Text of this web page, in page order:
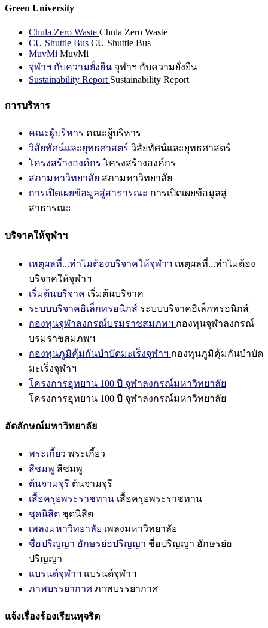
Green University
Chula Zero Waste Chula Zero Waste
CU Shuttle Bus CU Shuttle Bus
MuvMi MuvMi
จุฬาฯ กับความยั่งยืน จุฬาฯ กับความยั่งยืน
Sustainability Report Sustainability Report
การบริหาร
คณะผู้บริหาร คณะผู้บริหาร
วิสัยทัศน์และยุทธศาสตร์ วิสัยทัศน์และยุทธศาสตร์
โครงสร้างองค์กร โครงสร้างองค์กร
สภามหาวิทยาลัย สภามหาวิทยาลัย
การเปิดเผยข้อมูลสู่สาธารณะ การเปิดเผยข้อมูลสู่
สาธารณะ
บริจาคให้จุฬาฯ
เหตุผลที่...ทำไมต้องบริจาคให้จุฬาฯ เหตุผลที่...ทำไมต้อง
บริจาคให้จุฬาฯ
เริ่มต้นบริจาค เริ่มต้นบริจาค
ระบบบริจาคอิเล็กทรอนิกส์ ระบบบริจาคอิเล็กทรอนิกส์
กองทุนจุฬาลงกรณ์บรมราชสมภพฯ กองทุนจุฬาลงกรณ์
บรมราชสมภพฯ
กองทุนภูมิคุ้มกันบำบัดมะเร็งจุฬาฯ กองทุนภูมิคุ้มกันบำบัด
มะเร็งจุฬาฯ
โครงการอุทยาน 100 ปี จุฬาลงกรณ์มหาวิทยาลัย
โครงการอุทยาน 100 ปี จุฬาลงกรณ์มหาวิทยาลัย
อัตลักษณ์มหาวิทยาลัย
พระเกี้ยว พระเกี้ยว
สีชมพู สีชมพู
ต้นจามจุรี ต้นจามจุรี
เสื้อครุยพระราชทาน เสื้อครุยพระราชทาน
ชุดนิสิต ชุดนิสิต
เพลงมหาวิทยาลัย เพลงมหาวิทยาลัย
ชื่อปริญญา อักษรย่อปริญญา ชื่อปริญญา อักษรย่อ
ปริญญา
แบรนด์จุฬาฯ แบรนด์จุฬาฯ
ภาพบรรยากาศ ภาพบรรยากาศ
แจ้งเรื่องร้องเรียนทุจริต